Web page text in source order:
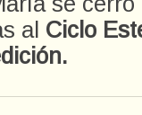
al Ciclo